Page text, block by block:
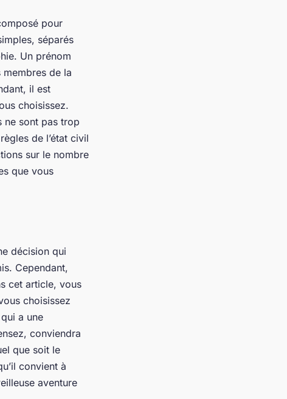
pour
séparés
Un prénom
de la
il est
choisissez.
ne sont pas trop
de l’état civil
sur le nombre
que vous
décision qui
Cependant,
cet article, vous
choisissez
a une
conviendra
que soit le
convient à
aventure